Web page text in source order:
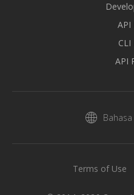
API
CLI
API
Terms of Use